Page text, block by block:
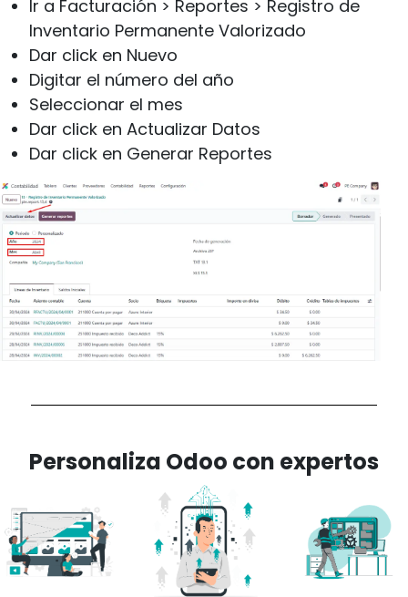
Ir a Facturación > Reportes > Registro de
Inventario Permanente Valorizado
Dar click en Nuevo
Digitar el número del año
Seleccionar el mes
Dar click en Actualizar Datos
Dar click en Generar Reportes
Personaliza Odoo con expertos